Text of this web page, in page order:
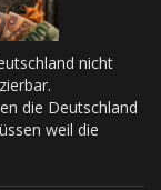
nicht
die Deutschland
weil die